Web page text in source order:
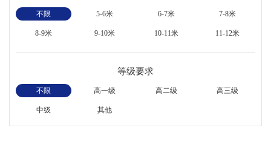
不限 5-6米 6-7米 7-8米
8-9米 9-10米 10-11米 11-12米
等级要求
不限 高一级 高二级 高三级
中级 其他